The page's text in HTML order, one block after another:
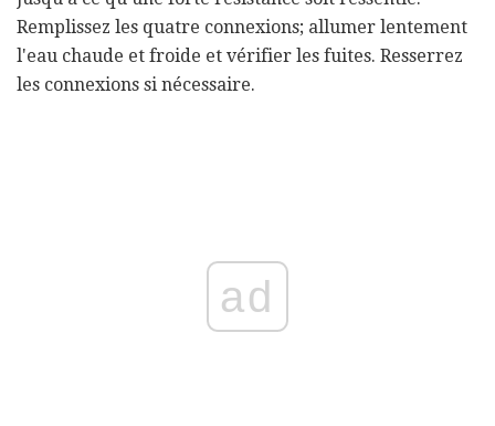
Remplissez les quatre connexions; allumer lentement
l'eau chaude et froide et vérifier les fuites. Resserrez
les connexions si nécessaire.
ad